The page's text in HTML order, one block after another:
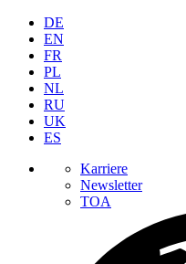
DE
EN
FR
PL
NL
RU
UK
ES
Karriere
Newsletter
TOA